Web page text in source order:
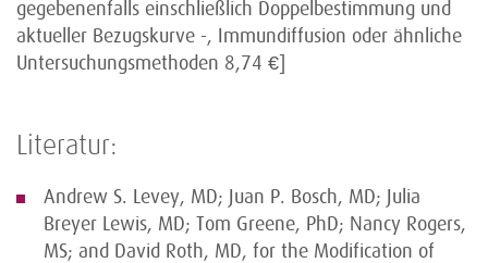
gegebenenfalls einschließlich Doppelbestimmung und
aktueller Bezugskurve -, Immundiffusion oder ähnliche
Untersuchungsmethoden 8,74 €]
Literatur:
Andrew S. Levey, MD; Juan P. Bosch, MD; Julia
Breyer Lewis, MD; Tom Greene, PhD; Nancy Rogers,
MS; and David Roth, MD, for the Modification of